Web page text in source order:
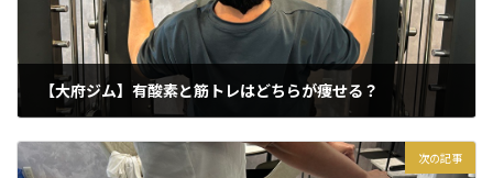
【大府ジム】有酸素と筋トレはどちらが痩せる？
次の記事